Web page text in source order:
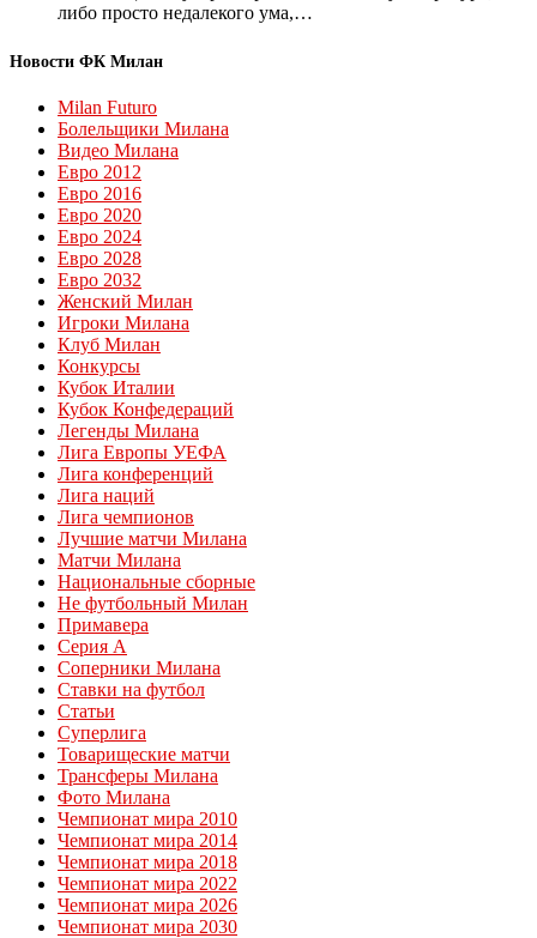
либо просто недалекого ума,…
Новости ФК Милан
Milan Futuro
Болельщики Милана
Видео Милана
Евро 2012
Евро 2016
Евро 2020
Евро 2024
Евро 2028
Евро 2032
Женский Милан
Игроки Милана
Клуб Милан
Конкурсы
Кубок Италии
Кубок Конфедераций
Легенды Милана
Лига Европы УЕФА
Лига конференций
Лига наций
Лига чемпионов
Лучшие матчи Милана
Матчи Милана
Национальные сборные
Не футбольный Милан
Примавера
Серия А
Соперники Милана
Ставки на футбол
Статьи
Суперлига
Товарищеские матчи
Трансферы Милана
Фото Милана
Чемпионат мира 2010
Чемпионат мира 2014
Чемпионат мира 2018
Чемпионат мира 2022
Чемпионат мира 2026
Чемпионат мира 2030